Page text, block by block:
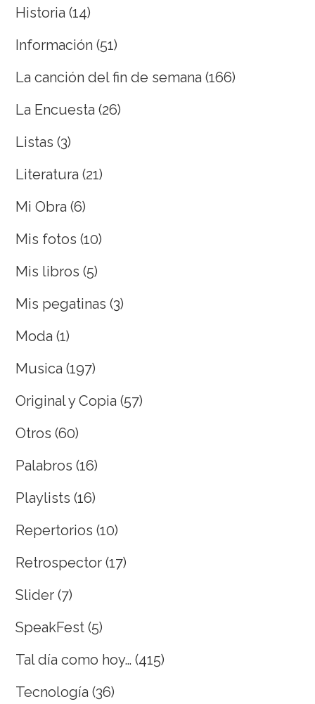
Historia (14)
Información (51)
La canción del fin de semana (166)
La Encuesta (26)
Listas (3)
Literatura (21)
Mi Obra (6)
Mis fotos (10)
Mis libros (5)
Mis pegatinas (3)
Moda (1)
Musica (197)
Original y Copia (57)
Otros (60)
Palabros (16)
Playlists (16)
Repertorios (10)
Retrospector (17)
Slider (7)
SpeakFest (5)
Tal día como hoy… (415)
Tecnología (36)